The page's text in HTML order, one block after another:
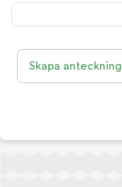
Skapa anteckning